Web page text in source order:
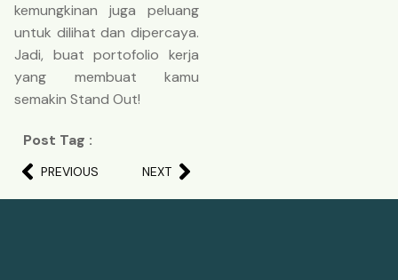
kemungkinan juga peluang
untuk dilihat dan dipercaya.
Jadi, buat portofolio kerja
yang membuat kamu
semakin Stand Out!
Post Tag :
PREVIOUS NEXT